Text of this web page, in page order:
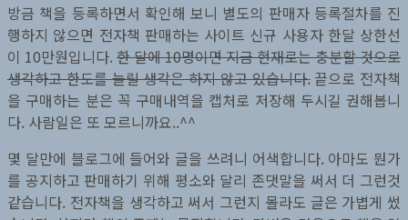
방금 책을 등록하면서 확인해 보니 별도의 판매자 등록절차를 진
행하지 않으면 전자책 판매하는 사이트 신규 사용자 한달 상한선
이 10만원입니다.한 달에 10명이면 지금 현재로는 충분할 것으로
생각하고 한도를 늘릴 생각은 하지 않고 있습니다.끝으로 전자책
을 구매하는 분은 꼭 구매내역을 캡처로 저장해 두시길 권해봅니
다. 사람일은 또 모르니까요..^^
몇 달만에 블로그에 들어와 글을 쓰려니 어색합니다. 아마도 뭔가
를 공지하고 판매하기 위해 평소와 달리 존댓말을 써서 더 그런것
같습니다. 전자책을 생각하고 써서 그런지 몰라도 글은 가볍게 썼